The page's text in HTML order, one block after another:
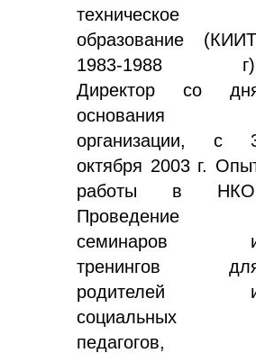
техническое
образование
1983-1988
Директор со
основания
организации, с
октября 2003 г.
работы в
Проведение
семинаров
тренингов
родителей
социальных
педагогов,